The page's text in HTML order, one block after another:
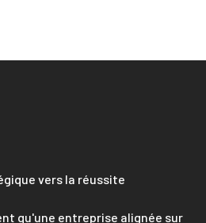
vers la réussite
qu'une entreprise alignée sur